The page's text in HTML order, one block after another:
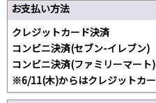
お支払い方法
クレジットカード決済
コンビニ決済(セブン-イレブン)
コンビニ決済(ファミリーマート)
※6/11(木)からはクレジットカー